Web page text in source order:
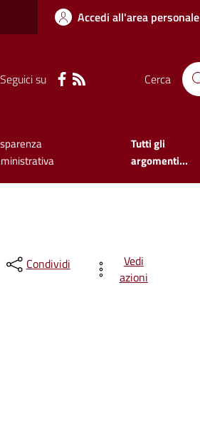
Accedi all'area personale
Seguici su Cerca
Tutti gli
argomenti...
Condividi
Vedi
azioni